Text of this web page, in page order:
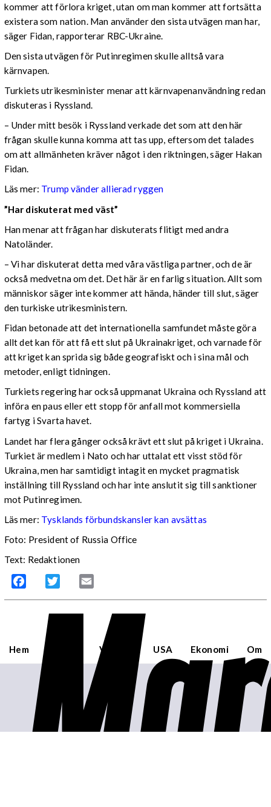
kommer att förlora kriget, utan om man kommer att fortsätta
existera som nation. Man använder den sista utvägen man har,
säger Fidan, rapporterar RBC-Ukraine.
Den sista utvägen för Putinregimen skulle alltså vara
kärnvapen.
Turkiets utrikesminister menar att kärnvapenanvändning redan
diskuteras i Ryssland.
– Under mitt besök i Ryssland verkade det som att den här
frågan skulle kunna komma att tas upp, eftersom det talades
om att allmänheten kräver något i den riktningen, säger Hakan
Fidan.
Läs mer: Trump vänder allierad ryggen
”Har diskuterat med väst”
Han menar att frågan har diskuterats flitigt med andra
Natoländer.
– Vi har diskuterat detta med våra västliga partner, och de är
också medvetna om det. Det här är en farlig situation. Allt som
människor säger inte kommer att hända, händer till slut, säger
den turkiske utrikesministern.
Fidan betonade att det internationella samfundet måste göra
allt det kan för att få ett slut på Ukrainakriget, och varnade för
att kriget kan sprida sig både geografiskt och i sina mål och
metoder, enligt tidningen.
Turkiets regering har också uppmanat Ukraina och Ryssland att
införa en paus eller ett stopp för anfall mot kommersiella
fartyg i Svarta havet.
Landet har flera gånger också krävt ett slut på kriget i Ukraina.
Turkiet är medlem i Nato och har uttalat ett visst stöd för
Ukraina, men har samtidigt intagit en mycket pragmatisk
inställning till Ryssland och har inte anslutit sig till sanktioner
mot Putinregimen.
Läs mer: Tysklands förbundskansler kan avsättas
Foto: President of Russia Office
Text: Redaktionen
Facebook Twitter
Hem Världen USA Ekonomi Om